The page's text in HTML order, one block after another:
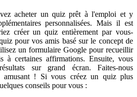
acheter un quiz prêt à l'emploi et y
personnalisées. Mais il est
créer un quiz entièrement par vous-
pour vos amis basé sur le concept de
un formulaire Google pour recueillir
à certaines affirmations. Ensuite, vous
sur grand écran. Faites-nous
amusant ! Si vous créez un quiz plus
conseils pour vous :